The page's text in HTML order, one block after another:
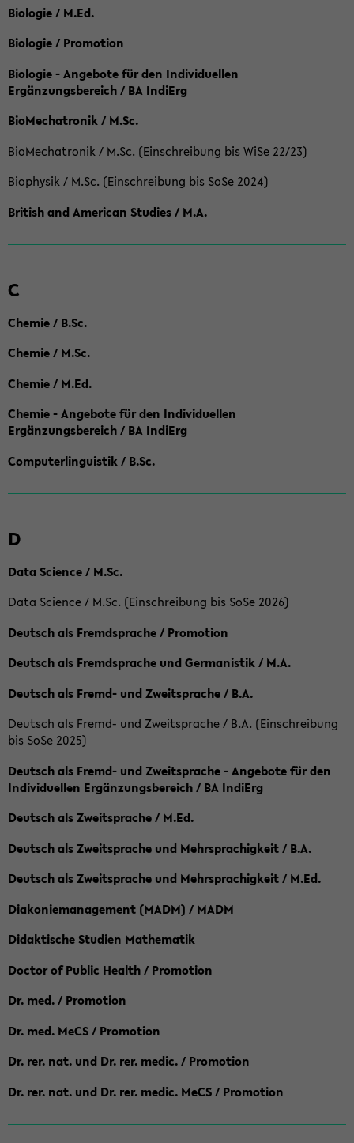
Biologie / M.Ed.
Biologie / Promotion
Biologie - Angebote für den Individuellen
Ergänzungsbereich / BA IndiErg
BioMechatronik / M.Sc.
BioMechatronik / M.Sc. (Einschreibung bis WiSe 22/23)
Biophysik / M.Sc. (Einschreibung bis SoSe 2024)
British and American Studies / M.A.
C
Chemie / B.Sc.
Chemie / M.Sc.
Chemie / M.Ed.
Chemie - Angebote für den Individuellen
Ergänzungsbereich / BA IndiErg
Computerlinguistik / B.Sc.
D
Data Science / M.Sc.
Data Science / M.Sc. (Einschreibung bis SoSe 2026)
Deutsch als Fremdsprache / Promotion
Deutsch als Fremdsprache und Germanistik / M.A.
Deutsch als Fremd- und Zweitsprache / B.A.
Deutsch als Fremd- und Zweitsprache / B.A. (Einschreibung
bis SoSe 2025)
Deutsch als Fremd- und Zweitsprache - Angebote für den
Individuellen Ergänzungsbereich / BA IndiErg
Deutsch als Zweitsprache / M.Ed.
Deutsch als Zweitsprache und Mehrsprachigkeit / B.A.
Deutsch als Zweitsprache und Mehrsprachigkeit / M.Ed.
Diakoniemanagement (MADM) / MADM
Didaktische Studien Mathematik
Doctor of Public Health / Promotion
Dr. med. / Promotion
Dr. med. MeCS / Promotion
Dr. rer. nat. und Dr. rer. medic. / Promotion
Dr. rer. nat. und Dr. rer. medic. MeCS / Promotion